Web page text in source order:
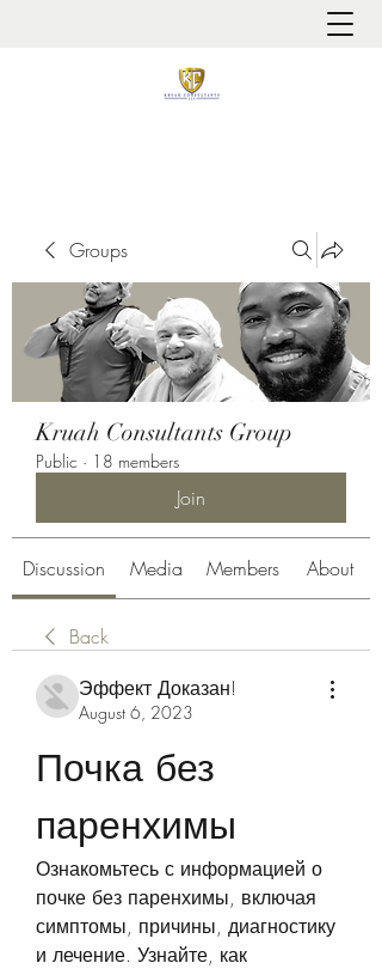
Groups
Kruah Consultants Group
Public · 18 members
Join
Discussion Media Members About
Back
Эффект Доказан!
August 6, 2023
Почка без
паренхимы
Ознакомьтесь с информацией о
почке без паренхимы, включая
симптомы, причины, диагностику
и лечение. Узнайте, как